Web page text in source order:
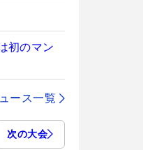
初のマン
ース一覧
次の大会